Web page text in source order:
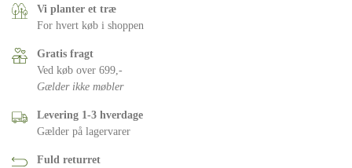
Vi planter et træ
For hvert køb i shoppen
Gratis fragt
Ved køb over 699,-
Gælder ikke møbler
Levering 1-3 hverdage
Gælder på lagervarer
Fuld returret